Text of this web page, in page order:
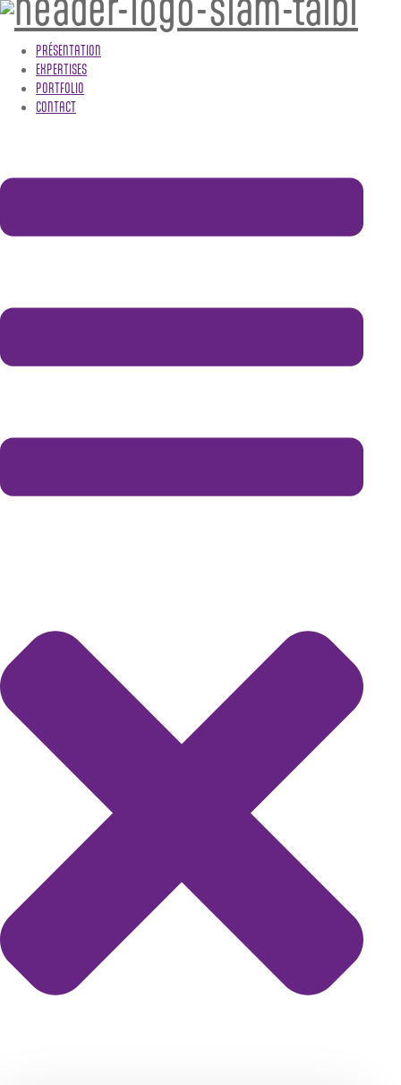
PRÉSENTATION
EXPERTISES
PORTFOLIO
CONTACT